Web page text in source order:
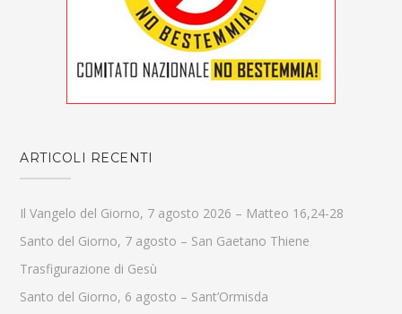
ARTICOLI RECENTI
Il Vangelo del Giorno, 7 agosto 2026 – Matteo 16,24-28
Santo del Giorno, 7 agosto – San Gaetano Thiene
Trasfigurazione di Gesù
Santo del Giorno, 6 agosto – Sant’Ormisda